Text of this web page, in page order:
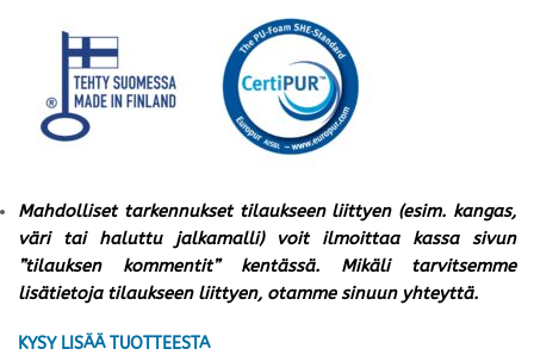
Mahdolliset tarkennukset tilaukseen liittyen (esim. kangas,
väri tai haluttu jalkamalli) voit ilmoittaa kassa sivun
”tilauksen kommentit” kentässä. Mikäli tarvitsemme
lisätietoja tilaukseen liittyen, otamme sinuun yhteyttä.
KYSY LISÄÄ TUOTTEESTA